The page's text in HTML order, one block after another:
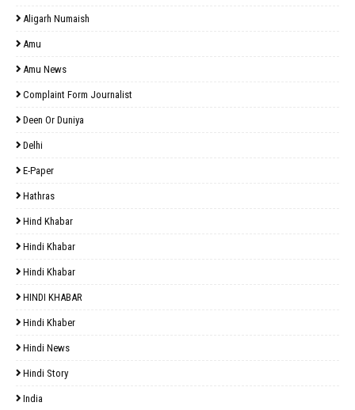
Aligarh Numaish
Amu
Amu News
Complaint Form Journalist
Deen Or Duniya
Delhi
E-Paper
Hathras
Hind Khabar
Hindi Khabar
Hindi Khabar
HINDI KHABAR
Hindi Khaber
Hindi News
Hindi Story
India